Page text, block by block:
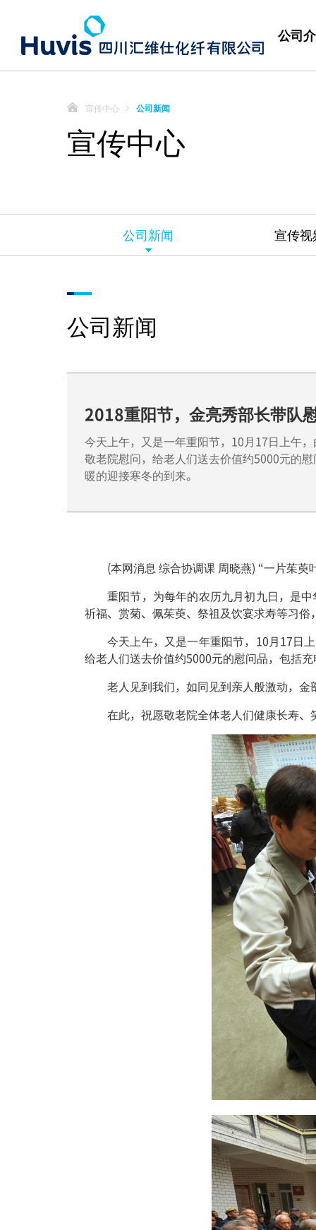
公司
宣传中心 公司新闻
宣传中心
公司新闻 宣传视
公司新闻
2018重阳节，金亮秀部长带队
今天上午，又是一年重阳节，10月17日上午
敬老院慰问，给老人们送去价值约5000元的
暖的迎接寒冬的到来。
(本网消息 综合协调课 周晓燕) “一片茱
重阳节，为每年的农历九月初九日，是
祈福、赏菊、佩茱萸、祭祖及饮宴求寿等习
今天上午，又是一年重阳节，10月17日
给老人们送去价值约5000元的慰问品，包括
老人见到我们，如同见到亲人般激动，
在此，祝愿敬老院全体老人们健康长寿、